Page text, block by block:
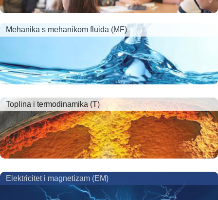
Mehanika s mehanikom fluida (MF)
Toplina i termodinamika (T)
Elektricitet i magnetizam (EM)